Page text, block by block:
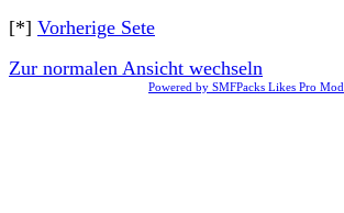
[*] Vorherige Sete
Zur normalen Ansicht wechseln
Powered by SMFPacks Likes Pro Mod